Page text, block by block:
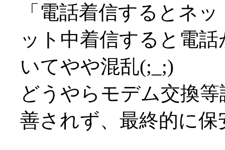
「電話着信するとネ
ット中着信すると電
いてやや混乱(;_;)
どうやらモデム交換
善されず、最終的に